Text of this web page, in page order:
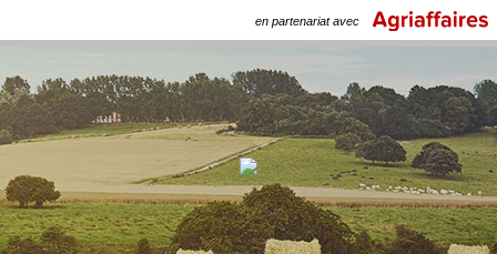
en partenariat avec